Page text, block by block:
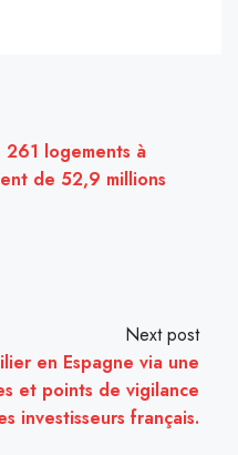
logements à
de 52,9 millions
Next post
en Espagne via une
et points de vigilance
investisseurs français.